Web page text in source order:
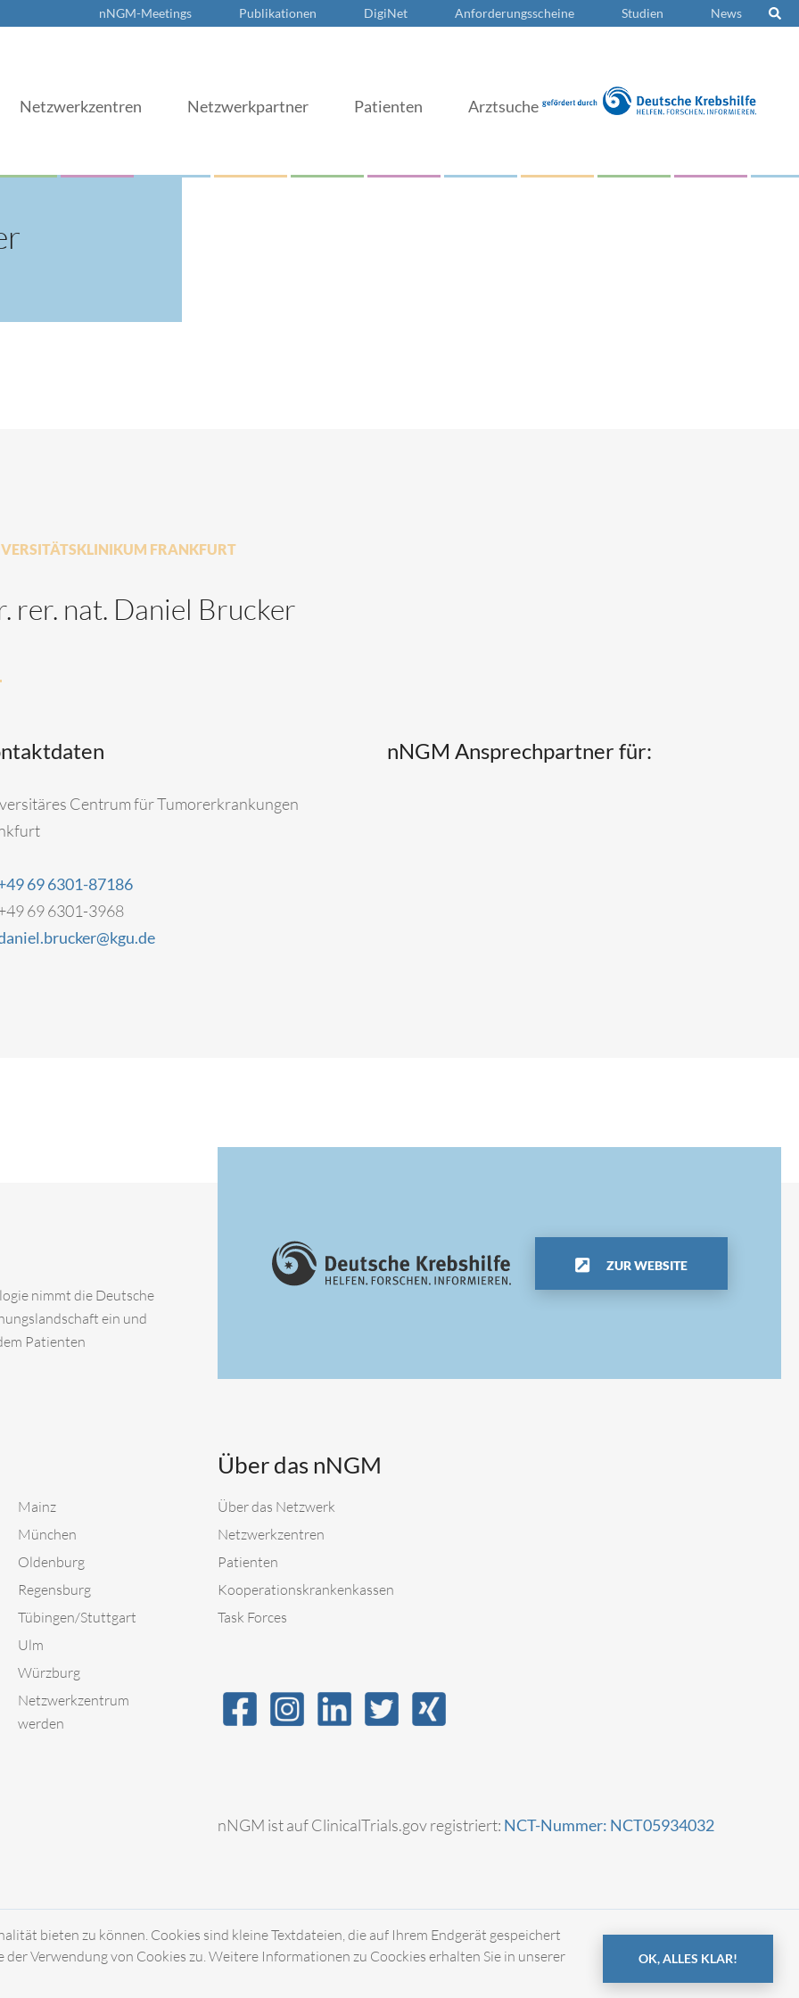
bieten zu können. Cookies sind kleine Textdateien, die auf Ihrem Endgerät gespeichert
Verwendung von Cookies zu. Weitere Informationen zu Coockies erhalten Sie in unserer
OK, ALLES KLAR!
nNGM-Meetings Publikationen DigiNet Anforderungsscheine Studien News
Netzwerkzentren Netzwerkpartner Patienten Arztsuche
FRANKFURT
rer. nat. Daniel Brucker
Centrum für Tumorerkrankungen
69 6301-87186
69 6301-3968
nNGM Ansprechpartner für:
nimmt die Deutsche
ein und
Patienten
ZUR WEBSITE
Mainz
München
Oldenburg
Regensburg
Tübingen/Stuttgart
Ulm
Würzburg
Netzwerkzentrum
werden
Über das nNGM
Über das Netzwerk
Netzwerkzentren
Patienten
Kooperationskrankenkassen
Task Forces
nNGM ist auf ClinicalTrials.gov registriert: NCT-Nummer: NCT05934032
Impressum Datenschutz